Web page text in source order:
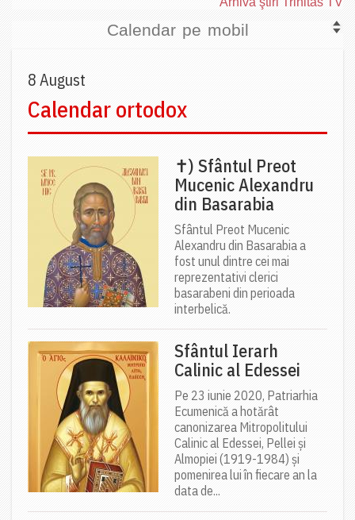
Calendar pe mobil
8 August
Calendar ortodox
✝) Sfântul Preot
Mucenic Alexandru
din Basarabia
Sfântul Preot Mucenic
Alexandru din Basarabia a
fost unul dintre cei mai
reprezentativi clerici
basarabeni din perioada
interbelică.
Sfântul Ierarh
Calinic al Edessei
Pe 23 iunie 2020, Patriarhia
Ecumenică a hotărât
canonizarea Mitropolitului
Calinic al Edessei, Pellei și
Almopiei (1919-1984) și
pomenirea lui în fiecare an la
data de...